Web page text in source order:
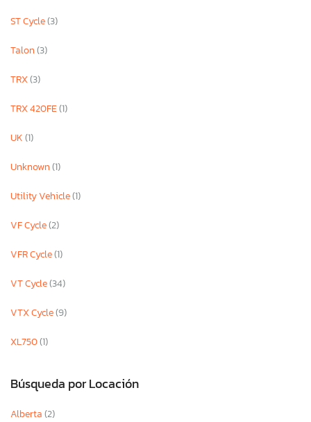
ST Cycle(3)
Talon(3)
TRX(3)
TRX 420FE(1)
UK(1)
Unknown(1)
Utility Vehicle(1)
VF Cycle(2)
VFR Cycle(1)
VT Cycle(34)
VTX Cycle(9)
XL750(1)
Búsqueda por Locación
Alberta(2)